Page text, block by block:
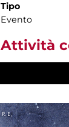
Tipo
Evento
Attività